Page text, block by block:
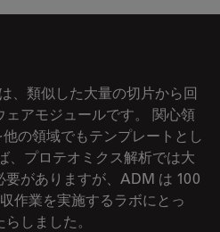
、類似した大量の切片から回
アモジュールです。 関心領
の領域でもテンプレートとし
、プロテオミクス解析では大
がありますが、ADM は 100
作業を実施するラボにとっ
しました。